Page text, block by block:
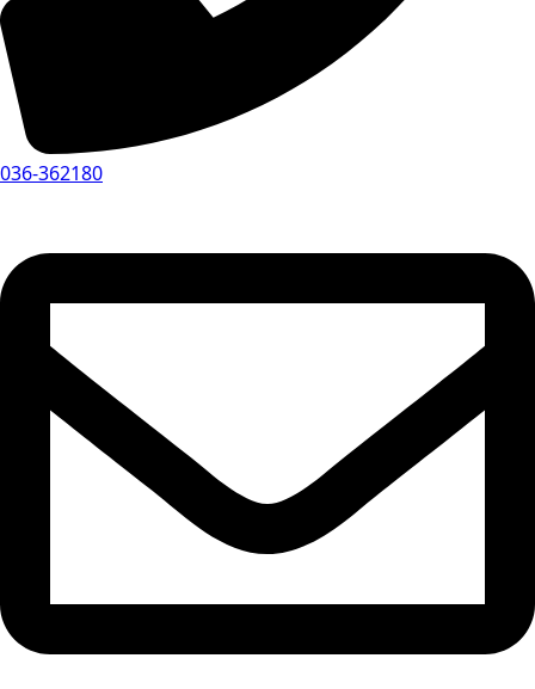
036-362180